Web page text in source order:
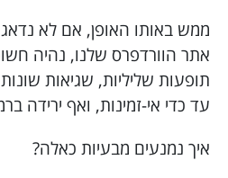
ממש באותו האופן, אם לא
אתר הוורדפרס שלנו, נהיה
תופעות שליליות, שגיאות
עד כדי אי-זמינות, ואף
איך נמנעים מבעיות כאלה?